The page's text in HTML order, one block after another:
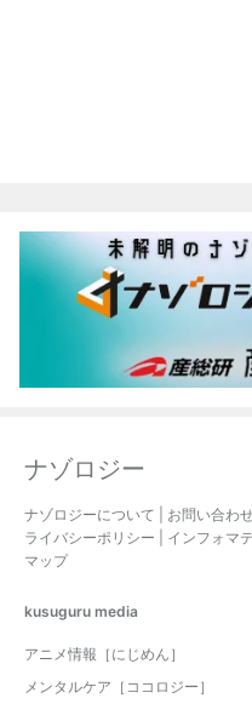
ナゾロジー
ナゾロジーについて お問い合わ
ライバシーポリシー
インフォマ
マップ
kusuguru media
アニメ情報［にじめん］
メンタルケア［ココロジー］